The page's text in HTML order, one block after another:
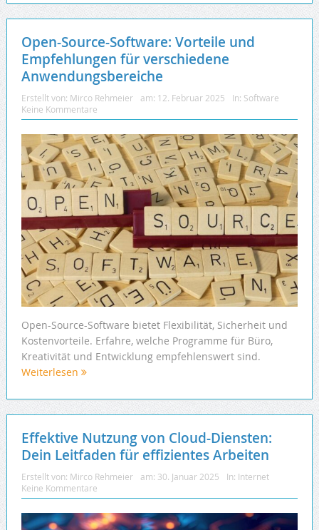
Open-Source-Software: Vorteile und
Empfehlungen für verschiedene
Anwendungsbereiche
Erstellt von: Mirco Rehmeier am: 12. Februar 2025 In: Software
Keine Kommentare
Open-Source-Software bietet Flexibilität, Sicherheit und
Kostenvorteile. Erfahre, welche Programme für Büro,
Kreativität und Entwicklung empfehlenswert sind.
Weiterlesen
Effektive Nutzung von Cloud-Diensten:
Dein Leitfaden für effizientes Arbeiten
Erstellt von: Mirco Rehmeier am: 30. Januar 2025 In: Internet
Keine Kommentare